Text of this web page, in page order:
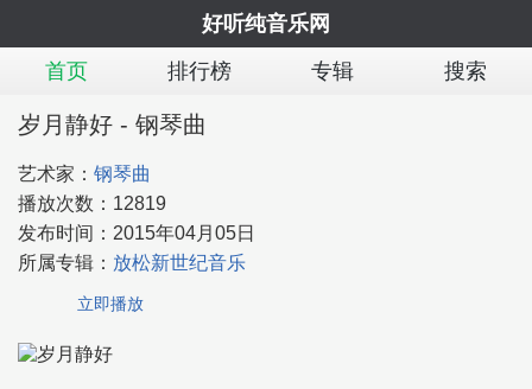
好听纯音乐网
首页
排行榜 专辑 搜索
岁月静好 - 钢琴曲
艺术家： 钢琴曲
播放次数： 12819
发布时间： 2015年04月05日
所属专辑： 放松新世纪音乐
立即播放